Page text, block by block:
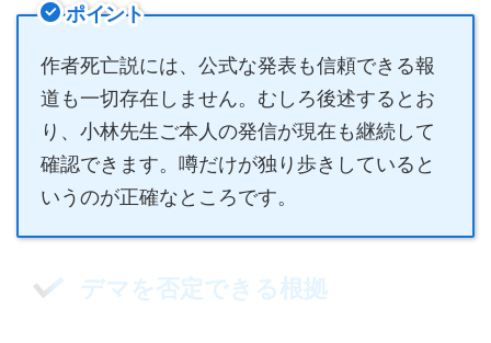
ポイント
作者死亡説には、公式な発表も信頼できる報
道も一切存在しません。むしろ後述するとお
り、小林先生ご本人の発信が現在も継続して
確認できます。噂だけが独り歩きしていると
いうのが正確なところです。
デマを否定できる根拠